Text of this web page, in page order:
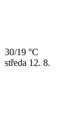
30/19 °C
středa 12. 8.